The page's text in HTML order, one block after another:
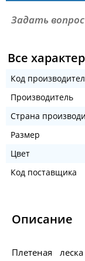
Задать вопрос
Все
Код
Производитель
Страна
Размер
Цвет
Код поставщика
Описание
Плетеная